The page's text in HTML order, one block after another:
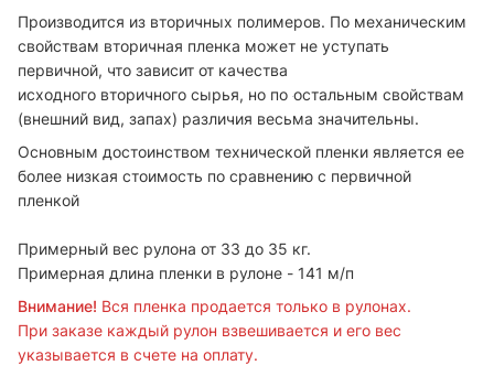
Производится из вторичных полимеров. По механическим
свойствам вторичная пленка может не уступать
первичной, что зависит от качества
исходного вторичного сырья, но по остальным свойствам
(внешний вид, запах) различия весьма значительны.
Основным достоинством технической пленки является ее
более низкая стоимость по сравнению с первичной
пленкой
Примерный вес рулона от 33 до 35 кг.
Примерная длина пленки в рулоне - 141 м/п
Внимание! Вся пленка продается только в рулонах.
При заказе каждый рулон взвешивается и его вес
указывается в счете на оплату.